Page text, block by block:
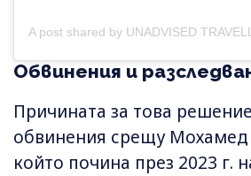
Обвинения и
Причината за това
обвинения срещу
който почина през 2023 г.